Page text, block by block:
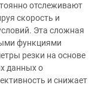
отслеживают
скорость и
Эта сложная
функциями
резки на основе
данных о
и снижает